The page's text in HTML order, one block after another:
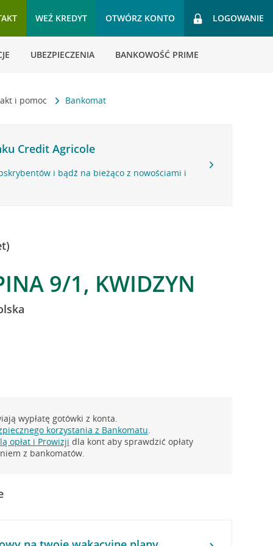
WEŹ KREDYT OTWÓRZ KONTO LOGOWANIE
UBEZPIECZENIA BANKOWOŚĆ PRIME
i pomoc Bankomat
Credit Agricole
i bądź na bieżąco z nowościami i
9/1, KWIDZYN
wypłatę gotówki z konta.
korzystania z Bankomatu.
opłat i Prowizji dla kont aby sprawdzić opłaty
z bankomatów.